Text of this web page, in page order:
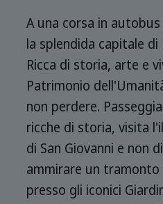
A una corsa in
la splendida capitale
Ricca di storia, arte e
Patrimonio
non perdere.
ricche di storia, visita
di San Giovanni e non
ammirare un
presso gli iconici